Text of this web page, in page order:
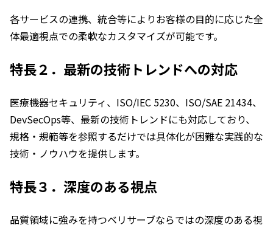
各サービスの連携、統合等によりお客様の目的に応じた全
体最適視点での柔軟なカスタマイズが可能です。
特長２．最新の技術トレンドへの対応
医療機器セキュリティ、ISO/IEC 5230、ISO/SAE 21434、
DevSecOps等、最新の技術トレンドにも対応しており、
規格・規範等を参照するだけでは具体化が困難な実践的な
技術・ノウハウを提供します。
特長３．深度のある視点
品質領域に強みを持つベリサーブならではの深度のある視